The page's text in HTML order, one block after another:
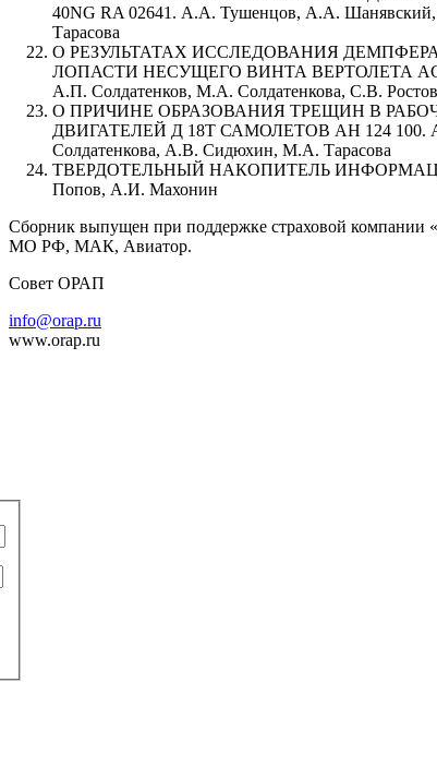
40NG RA 02641. А.А. Тушенцов, А.А.
Тарасова
О РЕЗУЛЬТАТАХ ИССЛЕДОВАНИЯ ДЕМПФЕРА
ЛОПАСТИ НЕСУЩЕГО ВИНТА ВЕРТОЛЕТА
А.П. Солдатенков, М.А. Солдатенкова, С.В.
О ПРИЧИНЕ ОБРАЗОВАНИЯ ТРЕЩИН В
ДВИГАТЕЛЕЙ Д 18Т САМОЛЕТОВ АН 124 100.
Солдатенкова, А.В. Сидюхин, М.А. Тарасова
ТВЕРДОТЕЛЬНЫЙ НАКОПИТЕЛЬ
Попов, А.И. Махонин
Сборник выпущен при поддержке страховой
МО РФ, МАК, Авиатор.
Совет ОРАП
info@orap.ru
www.orap.ru